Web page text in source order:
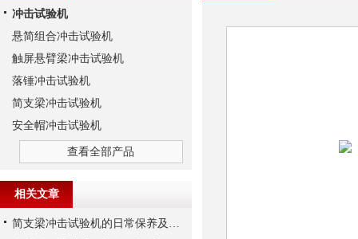
冲击试验机
悬简组合冲击试验机
触屏悬臂梁冲击试验机
落锤冲击试验机
简支梁冲击试验机
安全帽冲击试验机
查看全部产品
相关文章
简支梁冲击试验机的日常保养及维护